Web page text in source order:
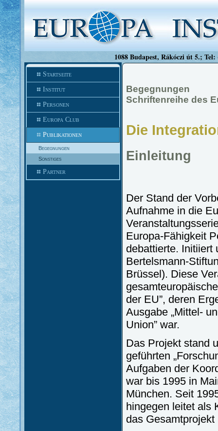
1088 Budapest, Rákóczi út 5.;
Startseite
Institut
Personen
Europa Club
Publikationen
Begegnungen
Sonstiges
Partner
Begegnungen
Schriftenreihe des
Die
Einleitung
Der Stand der
Aufnahme in die
Europa-Fähigkeit
debattierte. Initiiert
Bertelsmann-
Brüssel). Diese
der EU”, deren
Ausgabe „Mittel-
Union” war.
Das Projekt stand
geführten
Aufgaben der
war bis 1995 in
München. Seit
hingegen leitet als
das